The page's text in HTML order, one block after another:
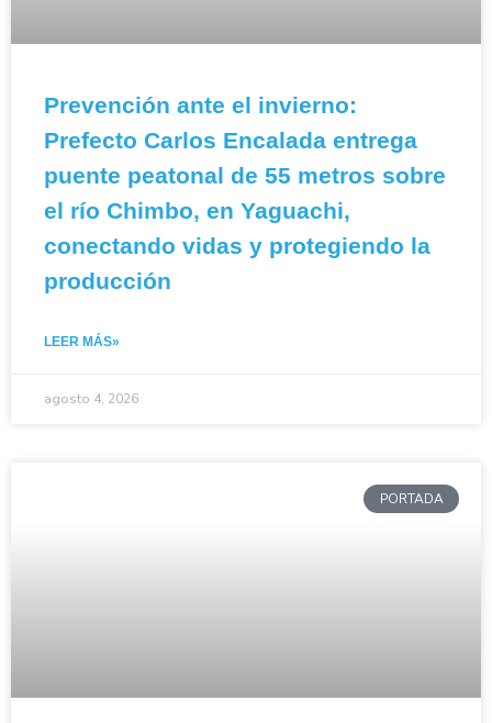
Prevención ante el invierno:
Prefecto Carlos Encalada entrega
puente peatonal de 55 metros sobre
el río Chimbo, en Yaguachi,
conectando vidas y protegiendo la
producción
LEER MÁS»
agosto 4, 2026
PORTADA